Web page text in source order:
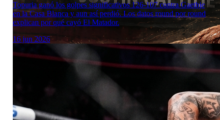
Topuria ganó los golpes significativos 126-107 contra Gaethje
en la Casa Blanca y aun así perdió. Los datos round por round
explican por qué cayó El Matador.
16 jun 2026